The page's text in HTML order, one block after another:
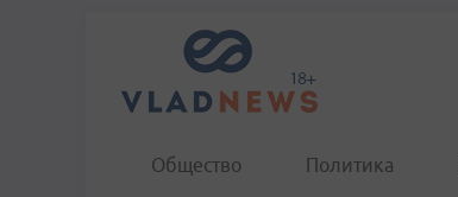
Общество Политика